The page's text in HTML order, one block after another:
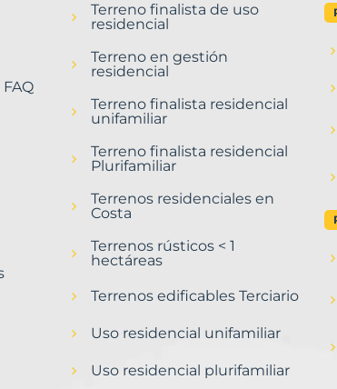
Terreno finalista de uso
residencial
Terreno en gestión
residencial
Terreno finalista residencial
unifamiliar
Terreno finalista residencial
Plurifamiliar
Terrenos residenciales en
Costa
Terrenos rústicos < 1
hectáreas
Terrenos edificables Terciario
Uso residencial unifamiliar
Uso residencial plurifamiliar